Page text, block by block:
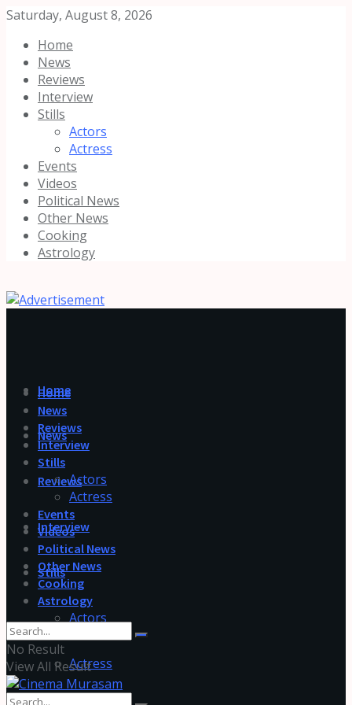
Saturday, August 8, 2026
Home
News
Reviews
Interview
Stills
Actors
Actress
Events
Videos
Political News
Other News
Cooking
Astrology
Home
News
Reviews
Interview
Stills
Actors
Actress
Home
News
Reviews
Interview
Stills
Actors
Actress
Events
Videos
Political News
Other News
Cooking
Astrology
No Result
View All Result